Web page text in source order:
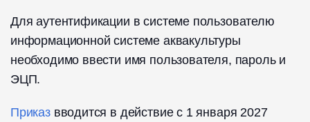
Для аутентификации в системе пользователю
информационной системе аквакультуры
необходимо ввести имя пользователя, пароль и
ЭЦП.
Приказвводится в действие с 1 января 2027